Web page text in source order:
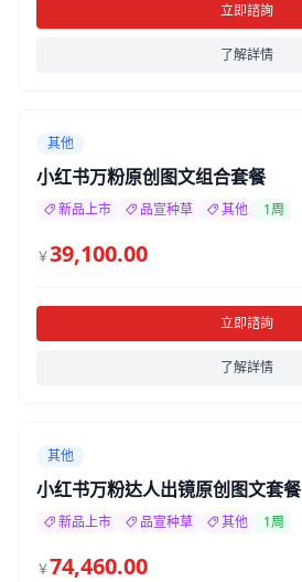
立即諮詢
了解詳情
其他
小红书万粉原创图文组合套餐
新品上市 品宣种草 其他 1周
￥39,100.00
立即諮詢
了解詳情
其他
小红书万粉达人出镜原创图文套餐
新品上市 品宣种草 其他 1周
￥74,460.00